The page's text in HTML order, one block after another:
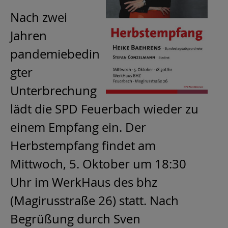
Nach zwei
Jahren
pandemiebedin
gter
Unterbrechung
lädt die SPD Feuerbach wieder zu
einem Empfang ein. Der
Herbstempfang findet am
Mittwoch, 5. Oktober um 18:30
Uhr im WerkHaus des bhz
(Magirusstraße 26) statt. Nach
Begrüßung durch Sven